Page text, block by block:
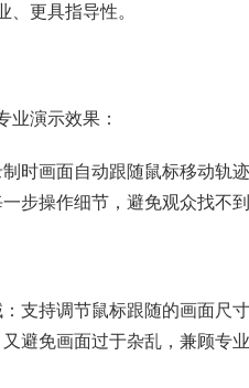
、更具指导性。
业演示效果：
时画面自动跟随鼠标移动轨
步操作细节，避免观众找不
支持调节鼠标跟随的画面尺
避免画面过于杂乱，兼顾专业